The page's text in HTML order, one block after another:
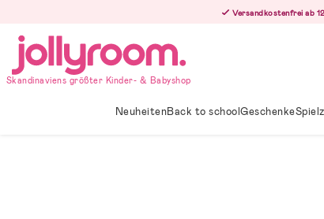
innehållet
Versandkostenfrei ab
Skandinaviens größter Kinder- & Babyshop
NeuheitenBack to schoolGeschenke